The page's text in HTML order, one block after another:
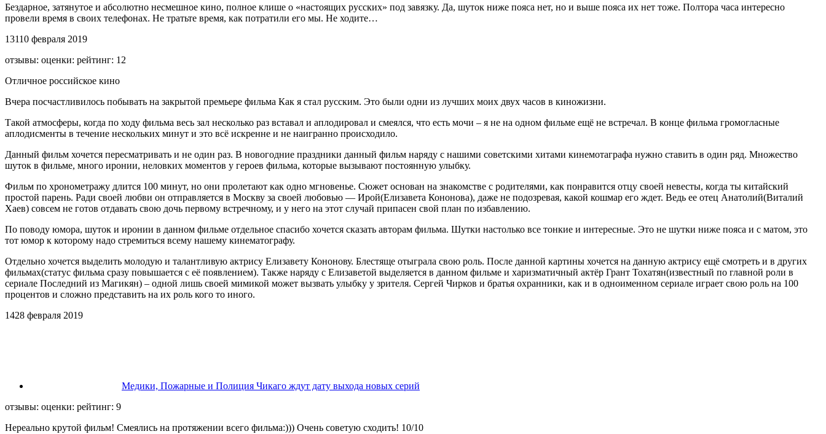
Бездарное, затянутое и абсолютно несмешное кино, полное клише о «настоящих русских» под завязку. Да, шуток ниже пояса нет, но и выше пояса их нет тоже. Полтора часа интересно
провели время в своих телефонах. Не тратьте время, как потратили его мы. Не ходите…
13110 февраля 2019
отзывы: оценки: рейтинг: 12
Отличное российское кино
Вчера посчастливилось побывать на закрытой премьере фильма Как я стал русским. Это были одни из лучших моих двух часов в киножизни.
Такой атмосферы, когда по ходу фильма весь зал несколько раз вставал и аплодировал и смеялся, что есть мочи – я не на одном фильме ещё не встречал. В конце фильма громогласные
аплодисменты в течение нескольких минут и это всё искренне и не наигранно происходило.
Данный фильм хочется пересматривать и не один раз. В новогодние праздники данный фильм наряду с нашими советскими хитами кинемотаграфа нужно ставить в один ряд. Множество
шуток в фильме, много иронии, неловких моментов у героев фильма, которые вызывают постоянную улыбку.
Фильм по хронометражу длится 100 минут, но они пролетают как одно мгновенье. Сюжет основан на знакомстве с родителями, как понравится отцу своей невесты, когда ты китайский
простой парень. Ради своей любви он отправляется в Москву за своей любовью — Ирой(Елизавета Кононова), даже не подозревая, какой кошмар его ждет. Ведь ее отец Анатолий(Виталий
Хаев) совсем не готов отдавать свою дочь первому встречному, и у него на этот случай припасен свой план по избавлению.
По поводу юмора, шуток и иронии в данном фильме отдельное спасибо хочется сказать авторам фильма. Шутки настолько все тонкие и интересные. Это не шутки ниже пояса и с матом, это
тот юмор к которому надо стремиться всему нашему кинематографу.
Отдельно хочется выделить молодую и талантливую актрису Елизавету Кононову. Блестяще отыграла свою роль. После данной картины хочется на данную актрису ещё смотреть и в других
фильмах(статус фильма сразу повышается с её появлением). Также наряду с Елизаветой выделяется в данном фильме и харизматичный актёр Грант Тохатян(известный по главной роли в
сериале Последний из Магикян) – одной лишь своей мимикой может вызвать улыбку у зрителя. Сергей Чирков и братья охранники, как и в одноименном сериале играет свою роль на 100
процентов и сложно представить на их роль кого то иного.
1428 февраля 2019
Медики, Пожарные и Полиция Чикаго ждут дату выхода новых серий
отзывы: оценки: рейтинг: 9
Нереально крутой фильм! Смеялись на протяжении всего фильма:))) Очень советую сходить! 10/10